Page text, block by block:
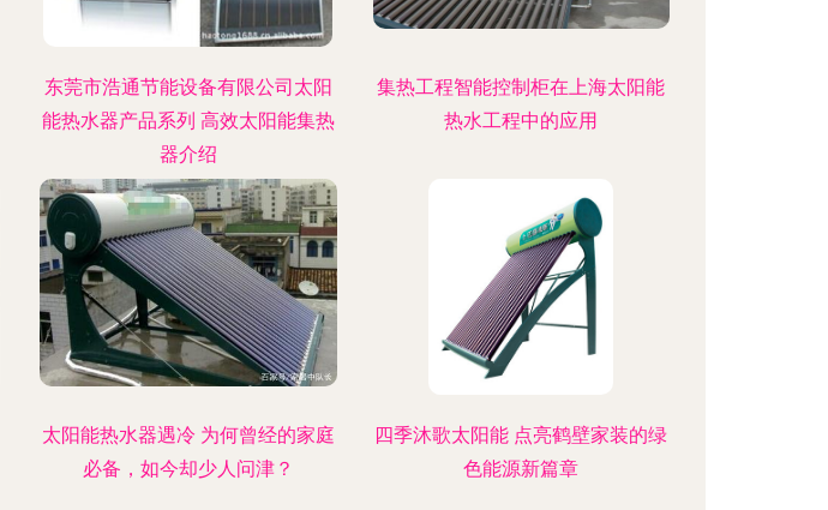
东莞市浩通节能设备有限公司太阳
能热水器产品系列 高效太阳能集热
器介绍
集热工程智能控制柜在上海太阳能
热水工程中的应用
太阳能热水器遇冷 为何曾经的家庭
必备，如今却少人问津？
四季沐歌太阳能 点亮鹤壁家装的绿
色能源新篇章